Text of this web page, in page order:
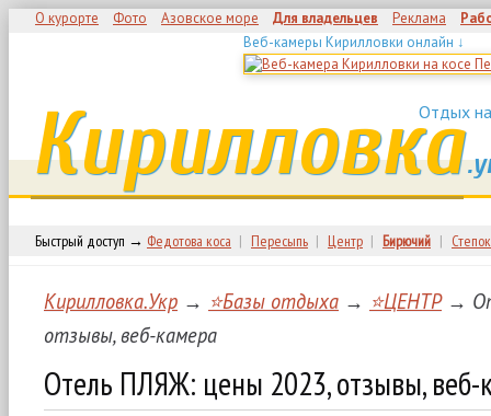
О курорте Фото Азовское море Для владельцев Реклама
Веб-камеры Кирилловки онлайн ↓
Отдых
Кирилловка
Быстрый доступ → Федотова коса | Пересыпь | Центр | Бирючий | Степок
Кирилловка.Укр → ⭐Базы отдыха → ⭐ЦЕНТР→
отзывы, веб-камера
Отель ПЛЯЖ: цены 2023, отзывы, веб-